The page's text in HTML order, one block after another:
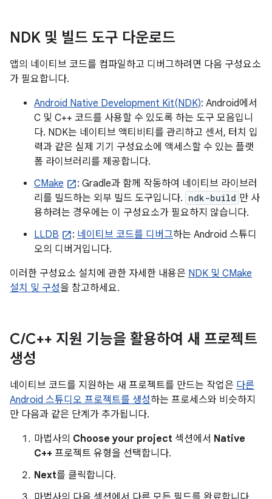
NDK 및 빌드 도구 다운로드
앱의 네이티브 코드를 컴파일하고 디버그하려면 다음 구성요소
가 필요합니다.
Android Native Development Kit(NDK): Android에서
C 및 C++ 코드를 사용할 수 있도록 하는 도구 모음입니
다. NDK는 네이티브 액티비티를 관리하고 센서, 터치 입
력과 같은 실제 기기 구성요소에 액세스할 수 있는 플랫
폼 라이브러리를 제공합니다.
CMake
: Gradle과 함께 작동하여 네이티브 라이브러
리를 빌드하는 외부 빌드 도구입니다. ndk-build 만 사
용하려는 경우에는 이 구성요소가 필요하지 않습니다.
LLDB
: 네이티브 코드를 디버그하는 Android 스튜디
오의 디버거입니다.
이러한 구성요소 설치에 관한 자세한 내용은 NDK 및 CMake
설치 및 구성을 참고하세요.
C/C++ 지원 기능을 활용하여 새 프로젝트
생성
네이티브 코드를 지원하는 새 프로젝트를 만드는 작업은 다른
Android 스튜디오 프로젝트를 생성하는 프로세스와 비슷하지
만 다음과 같은 단계가 추가됩니다.
마법사의 Choose your project 섹션에서 Native
C++ 프로젝트 유형을 선택합니다.
Next를 클릭합니다.